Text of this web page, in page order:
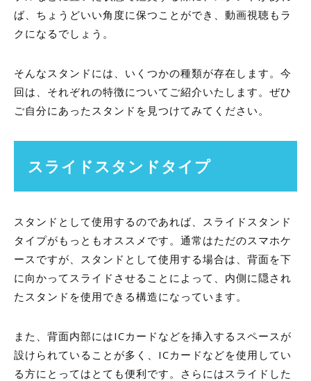
ば、ちょうどいい角度に保つことができ、動画視聴もラ
クになるでしょう。
そんなスタンドには、いくつかの種類が存在します。今
回は、それぞれの特徴についてご紹介いたします。ぜひ
ご自分にあったスタンドを見つけてみてください。
スライドスタンドタイプ
スタンドとして使用するのであれば、スライドスタンド
タイプがもっともオススメです。通常はただのスマホケ
ースですが、スタンドとして使用する場合は、背面を下
に向かってスライドさせることによって、内側に隠され
たスタンドを使用できる構造になっています。
また、背面内部にはICカードなどを挿入するスペースが
設けられていることが多く、ICカードなどを使用してい
る方にとってはとても便利です。さらにはスライドした